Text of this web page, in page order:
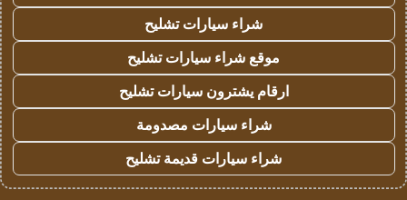
شراء سيارات تشليح
موقع شراء سيارات تشليح
ارقام يشترون سيارات تشليح
شراء سيارات مصدومة
شراء سيارات قديمة تشليح